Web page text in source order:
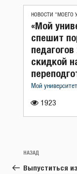
НОВОСТИ "МОЕГО
1923
«Мой
спешит
педагогов
скидкой
Мой университет
Навигация
по
Предыдущая
запись:
НАЗАД
Выпуститься